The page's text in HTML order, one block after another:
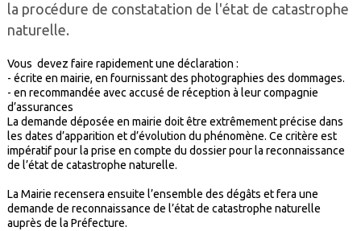
la procédure de constatation de l'état de catastrophe
naturelle.
Vous devez faire rapidement une déclaration :
- écrite en mairie, en fournissant des photographies des dommages.
- en recommandée avec accusé de réception à leur compagnie
d’assurances
La demande déposée en mairie doit être extrêmement précise dans
les dates d’apparition et d’évolution du phénomène. Ce critère est
impératif pour la prise en compte du dossier pour la reconnaissance
de l’état de catastrophe naturelle.
La Mairie recensera ensuite l’ensemble des dégâts et fera une
demande de reconnaissance de l’état de catastrophe naturelle
auprès de la Préfecture.